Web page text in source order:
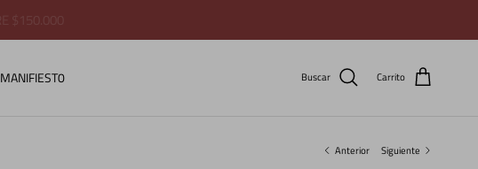
MANIFIEST0 Buscar Carrito
Anterior Siguiente